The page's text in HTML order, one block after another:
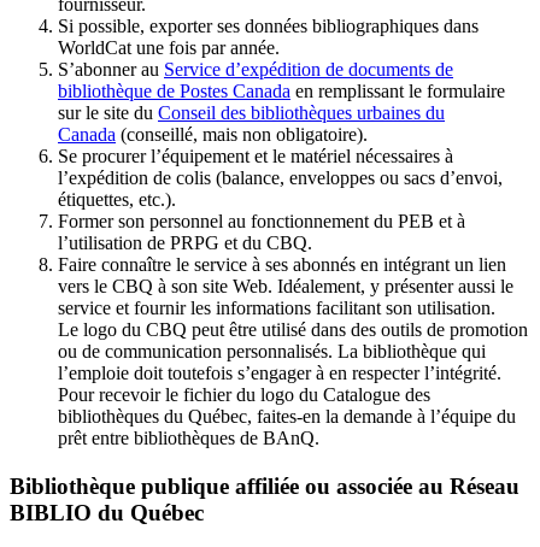
Si possible, exporter ses données bibliographiques dans
WorldCat une fois par année.
S’abonner au Service d’expédition de documents de
bibliothèque de Postes Canada en remplissant le formulaire
sur le site du Conseil des bibliothèques urbaines du
Canada (conseillé, mais non obligatoire).
Se procurer l’équipement et le matériel nécessaires à
l’expédition de colis (balance, enveloppes ou sacs d’envoi,
étiquettes, etc.).
Former son personnel au fonctionnement du PEB et à
l’utilisation de PRPG et du CBQ.
Faire connaître le service à ses abonnés en intégrant un lien
vers le CBQ à son site Web. Idéalement, y présenter aussi le
service et fournir les informations facilitant son utilisation.
Le logo du CBQ peut être utilisé dans des outils de promotion
ou de communication personnalisés. La bibliothèque qui
l’emploie doit toutefois s’engager à en respecter l’intégrité.
Pour recevoir le fichier du logo du Catalogue des
bibliothèques du Québec, faites-en la demande à l’équipe du
prêt entre bibliothèques de BAnQ.
Bibliothèque publique affiliée ou associée au Réseau
BIBLIO du Québec